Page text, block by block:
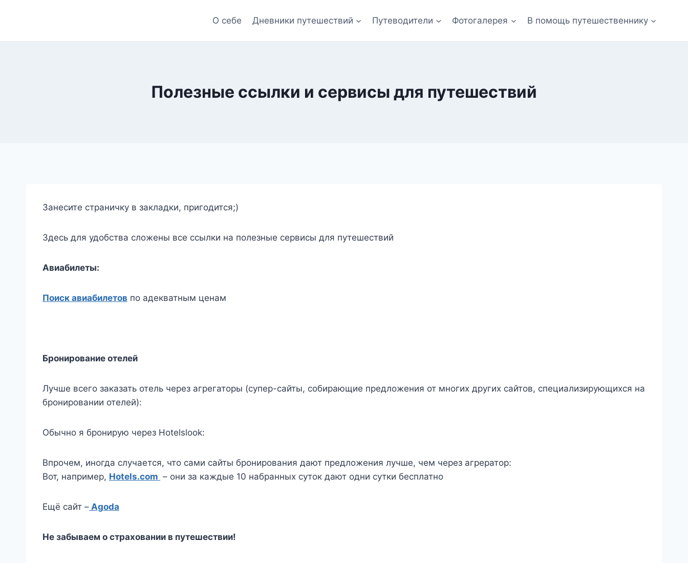
О себе Дневники путешествий Путеводители Фотогалерея В помощь путешественнику
Полезные ссылки и сервисы для путешествий
Занесите страничку в закладки, пригодится;)
Здесь для удобства сложены все ссылки на полезные сервисы для путешествий
Авиабилеты:
Поиск авиабилетов по адекватным ценам
Бронирование отелей
Лучше всего заказать отель через агрегаторы (супер-сайты, собирающие предложения от многих других сайтов, специализирующихся на
бронировании отелей):
Обычно я бронирую через Hotelslook:
Впрочем, иногда случается, что сами сайты бронирования дают предложения лучше, чем через агрератор:
Вот, например, Hotels.com – они за каждые 10 набранных суток дают одни сутки бесплатно
Ещё сайт – Agoda
Не забываем о страховании в путешествии!